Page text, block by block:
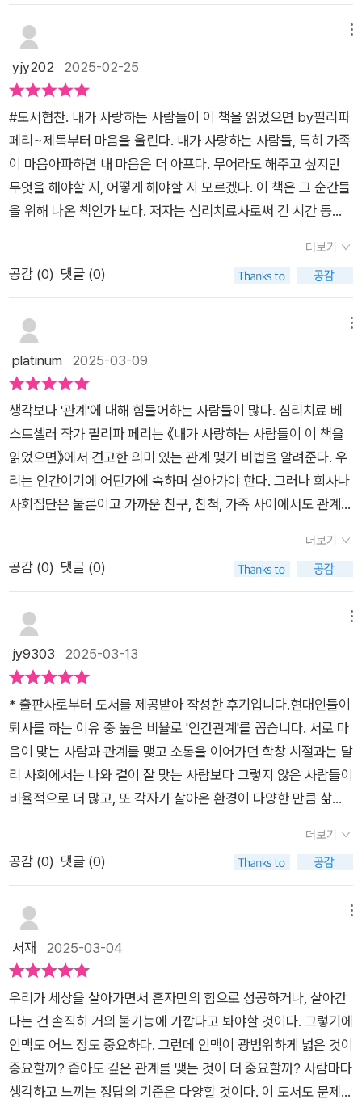
어요. 있는 그대로의 나를 받아들이고 사랑할 것, 나 자신과의 관
계가 튼튼해야 타인과도 의미 있는 관계를 맺을 수 있어요. 좋은
건 나눌수록 커지는 법, 좋은 책은 사랑하는 사람들과 함께 읽고
싶어요.
알릴 기회를 스스로 박탈하는 것과 같다. 나를 알리려면 나를 드
러내야 하며 숨어있어서는 나를 절대 드러낼 수 없다. 나를 너무
다.
서로에게 적합한 방식이 있겠지만 책이 강조하는 것은 확고한 이
해에 대한 기준과경계, 그것을 향한 행동의 변화라 강조하고 있
다. 다양한사람들의 카운셀링을 통한 올바른 인식과 솔루션을 말
하는데 책의 제목과 달리 이해의 범주와 실행 가능여부는 책을 읽
는 독자에게 있다고 한다. 타인의 영향으로 성장하고 저해 받는
자신의 역량, 이 또한 관계에서비롯되는데 이는 혼자서 할 수 없
고 연결되는 타인이 있어야만 가능하다고 한다. 타인을 설득하기
보단자신이 변화하여 타인의 동기부여와 같은 행동촉구의 계기
를 만들어야 하는데 이를 통제하는 것은 오롯이 자신에게 달려
추어 가기보단 경계를 바탕으로 자신을 표현하고 직언과 같은 적
절한 말을 해야 한다. 그래야 소통과 공감이 원활해 지며 트러블
이 아닌 안정과 평화로 충만해지기 때문이다. 충분히잘해 왔고 잘
하는 당신에 대한 확고한 신념과 자아, 올바른 이해를 바탕으로
나아갈 거라 저자는 말하고 있다. 유형별로 자신을 말하고 사람
인식과 대처능력이 아닌가 말한다. 편향적인 프레임으로 무조건
거부보단 사소한인식의 전환과 확고한 주관을 세움으로 우리 삶
은 변화하고 긍정적으로 나아갈 것이라 말한다.
관계에 대해서 심각하게 고민해 보지 않았다. 학창 시절에 두루
니까 보이는 것과 속마음이 서로 다른 나 같은 사람의 경우 인간
말은 그 어떤 형태의 인간관계 행동방식도 선과 악으로 나눌 수
없으며 존중받아야 하는 선택이라는 점. 초등학교 때 친구와 오랜
인간관계를 유지하는 사람도 있고 새로운 환경에서 만난 친구와
관계를 형성하는 사람도 있다. 그 어느 쪽이든 옳고 나쁨 판단의
대상이 아니라는 점이다.'최선 추구자'와 '만족 추구자'라는 두 유
형에서 나는 #최선추구자 ㅋㅋㅋ 스스로를 참 피곤하게 하는 스
타일...반복되는 일상을 살다 보면 삶이 가만히 멈춰있다거나 영
지 않는 것은 단 하나, 바로 변화뿐이다. 아기가 아이가 되고, 아
이가 어른이 되고, 어른이 나이가 들고, 그러다 보면 삶은 끝난다.
인생이 어떤 굴곡진 궤도를 그리든 간에 변하는 예외 없는 단 하
나의 보편 법칙이다 p157상담의 다양한 사례에서 성인 독자들이
할 수 있는 여러 고민을 엿볼 수 있었다. 물론 해결 방식이 궁금하
지만 상담사는 신이 아니기에 굳이 해결할 수 없는 고민이라 하더
라도 도움이 될 수 있다. 아! 남들도 이런 고민을 하는구나라는 안
도감!!사랑에 관한 거의 모든 고민, 이 부분에서 우리의 폐쇄적인
성문화와 참 다르다는 생각을 했다. 70대 상담자의 성고민이 무
저자 본인도 여러 삶의 고민들을 안고 살았던 사람으로서 동질감
이 느껴졌다.자신을 괴롭히던 말과 글이 이제 자신의 생계를 책임
지고 있다는 문장에서...상실의 슬픔을 이겨내야 하는 대상이 아
닌 함께해야 하는 감정으로 생각하자. 미워하거나 밀어내지 말고
가이신 저자!이 책! 심리치료사로 현장에서의 경험담 그 소중한
많은 책을 읽었지만 여전히 의미를 찾고 싶다면 지금 이 책!!덧:
반드시 소중한 사람과 책 소감을 나눌 것!!
yjy202 2025-02-25
#도서협찬. 내가 사랑하는 사람들이 이 책을 읽었으면 by필리파
페리~제목부터 마음을 울린다. 내가 사랑하는 사람들, 특히 가족
이 마음아파하면 내 마음은 더 아프다. 무어라도 해주고 싶지만
무엇을 해야할 지, 어떻게 해야할 지 모르겠다. 이 책은 그 순간들
을 위해 나온 책인가 보다. 저자는 심리치료사로써 긴 시간 동안
자신의 힘든 점을 상담하는 데, 타인에 관한 이야기를 많이 한다
는 것이다. 그러나 잘 생각해보면 우리는 자기자신만 조절할 수
이 세상에서 우리는 끊임없이 사랑하고 다투며, 그 과정에서 성장
큼 혹은 내가 준 만큼 날 사랑해주지 않는 일은 비일비재하다. 서
지하고 연결되기를 갈망한다. 그러나 연결은 부족하면 외롭고, 과
하면 집착이 될 수 있기에 위험하다. 우리가 이루는 '관계' 는 힘겨
운 것이라 그 안에서 균형을 잘 찾아야 한다. 세상 어디에도 완벽
한 것은 없고, 익숙하다고 해서 좋은 것도 아니다. 책에는 특히 인
상적이고 무서웠던 말이 있었다. '과거에 자신에게 상처를 준 사
람과는 연결이 끊어졌을지라도, 정신의 적이 있는 것에 익숙해지
면 이후로도 계속 다른 적을 찾아내려 한다' 는 것이다. 그런 마음
택해야 한다면, 죄책감을 택하라고 할 만큼 분노와 원망의 감정을
내려놓을 수 있어야 나도 자유로워진다. 인생에서 절대 변하지 않
는 것은 유일한 것이 '변화' 일만큼, 모든 인간은 끊임없이 변화한
다. 만약 이도저도 못한 상황에 처한다면 그때가 바로 변화할 때
이며 새로운 시도를 해야할 때이다. 과거의 나의 모습에 안녕을
고하고 나이들어가는 자신도 받아들이자. 인생에서 느끼는 상실
의 감정은 떨쳐야 할 것이 아니라 늘 함께 가야하는 감정이다. 남
을 탓하기 전에, 자신을 먼저 돌아보자. 겸손한 자세로 상대를 대
하고, 나의 주장을 강요하는 인상을 주어서는 안된다. 논리를 무
요하다. '받아들이고 내려놓음' 의 시간은 일상의 스트레스와 불
안을 다스리는 데도 도움이 된다. 나의 감정이라도 조금은 거리를
두고 중립적으로, 객관적으로 볼 수 있어야 한다. 모든 생각들을
심각하게 받아들일 필요는 없다. 질투나 부러움의 감정도 객관적
모든 만족감의 기준을 외부가 아닌 내 안에서 찾도록 하자 사랑하
는 사람은 사실 '나 자신' 이다. 책의 내용들이 '나 자신' 에게 몹시
도 유익하다. 부끄럽지만 나를 보호한다는 명목하에 참 많이도 타
인을 미워하며 살았던 것 같다. 나는 나대로 괜찮은 사람이다. 굳
이 적을 만들어 위안삼을 필요따위는 없다. 오늘의 나를, 있는 그
대로 좀더 사랑하며 살련다.@allez_pub#내가사랑하는사람들
더보기
공감 (0) 댓글 (0)
platinum 2025-03-09
생각보다 '관계'에 대해 힘들어하는 사람들이 많다. 심리치료 베
스트셀러 작가 필리파 페리는 《내가 사랑하는 사람들이 이 책을
읽었으면》에서 견고한 의미 있는 관계 맺기 비법을 알려준다. 우
리는 인간이기에 어딘가에 속하며 살아가야 한다. 그러나 회사나
사회집단은 물론이고 가까운 친구, 친척, 가족 사이에서도 관계에
서 자유로울 수 없는 이유는 우리가 현상을 다르게 인식하기 때문
에 타인과의 갈등은 생길 수밖에 없는 것이라고 설명한다. 아무리
방식이 다르므로 의견에 차이가 생기게 된다. 그러나 유념해야 할
부분은 서로의 생각이 다르다고 해서 누군가의 의견이 반드시 타
당하거나 옳다고 말할 수는 없다는 점이다. 따라서 누군가 '자기
야 한다고 조언한다. 이 세상에 늘 옳은 사람은 없으니 말이다. 또
한 논쟁이 생기는 데는 대처 방식에 차이가 있다고 짚어준다. 문
제가 생겼을 때 어떤 사람은 논리적인 생각에 의해 해결하려고 하
는가 하면, 어떤 이는 감정이 앞서고, 또 어떤 이는 행동이 우선시
된다는 것이다. 간단히 요즘 말로 하면, T와 F의 극명한 차이로
생각하면 이해하기 쉽다. 작년에 T와 F들이 '이성 관계에서 문제
가 생겼을 때 해결 방안'에 대한 주제로 이야기한 적이 있었는데
반복되지 않기를 바랄 뿐, 서로 불편했던 부분이 확인하고 노력하
기로 하면 문제가 종결되었다. 하지만 F 성향이 강한 친구들은 문
제 해결보다는 자신의 감정이 우선이라고 답해서 놀라웠다. 이미
문제의 원인은 중요하지 않고, 본인들의 감정이 상했다는 점이 우
선시된다는 것이다. 그래서 극 T와 극 F가 갈등 해결에 있어서 평
행선을 향할 수밖에 없는 것 같다. 개인적으로 T와 F의 성향이
반반 섞이기는 했으나, 문제 해결에 있어서는 T의 사고로 문제를
파악하는 편이다. 그렇기에 문제 해결이 빠른 편이고, 불필요한
논쟁을 싫어한다. 굳이 에너지를 소모하면서 피곤하고 싶지 않기
더보기
공감 (0) 댓글 (0)
jy9303 2025-03-13
* 출판사로부터 도서를 제공받아 작성한 후기입니다.현대인들이
퇴사를 하는 이유 중 높은 비율로 '인간관계'를 꼽습니다. 서로 마
음이 맞는 사람과 관계를 맺고 소통을 이어가던 학창 시절과는 달
리 사회에서는 나와 결이 잘 맞는 사람보다 그렇지 않은 사람들이
비율적으로 더 많고, 또 각자가 살아온 환경이 다양한 만큼 삶을
편한 사람과의 소통을 피할 수 있다면 대화를 하지 않으면 될 테
지만, 직장에서는 싫어도 혹은 나와 마음이 맞지 않은 성향의 사
람과도 어쩔 수 없이 대면을 하며 일을 함께 하며 그 상황을 직면
할 수밖에 없는데요. 이럴 때 어떻게 대처해야 할까요?20년이 넘
는 시간 동안 무수히 많은 다양한 사례들과 함께 심리치료 경험을
바탕으로 대중들이 조금 더 친숙하게 받아들 수 있는 방법으로 글
담아냈던 그녀의 첫 번째 책을 통해 많은 찬사를 받았습니다.이번
책은 저자가 심리치료사와 칼럼니스트로 활동하며 강연과 행사
에서의 일상적인 소통을 통해서 받아왔던 수많은 질문들에 관한
대답을 모은 것으로, 사람들은 모두가 자신에 맞는 시기에 자신만
의 방식으로 성장하는데, 그러기 위해서는 타인이든 자신에게든
더보기
공감 (0) 댓글 (0)
서재 2025-03-04
우리가 세상을 살아가면서 혼자만의 힘으로 성공하거나, 살아간
다는 건 솔직히 거의 불가능에 가깝다고 봐야할 것이다. 그렇기에
인맥도 어느 정도 중요하다. 그런데 인맥이 광범위하게 넓은 것이
중요할까? 좁아도 깊은 관계를 맺는 것이 더 중요할까? 사람마다
생각하고 느끼는 정답의 기준은 다양할 것이다. 이 도서도 문제의